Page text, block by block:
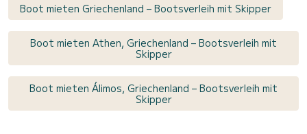
Boot mieten Griechenland – Bootsverleih mit Skipper
Boot mieten Athen, Griechenland – Bootsverleih mit
Skipper
Boot mieten Álimos, Griechenland – Bootsverleih mit
Skipper